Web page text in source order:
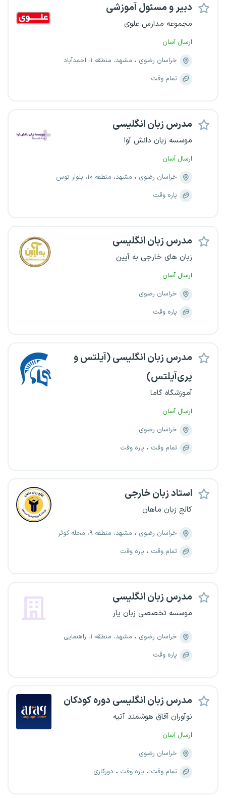
دبیر و مسئول آموزشی
مجموعه مدارس علوی
ارسال آسان
خراسان رضوی
مشهد، منطقه ۱، احمدآباد
تمام وقت
مدرس زبان انگلیسی
موسسه زبان دانش آوا
ارسال آسان
خراسان رضوی
مشهد، منطقه ۱۰، بلوار توس
پاره وقت
مدرس زبان انگلیسی
زبان های خارجی به آیین
ارسال آسان
خراسان رضوی
پاره وقت
مدرس زبان انگلیسی (آیلتس و
پری‌آیلتس)
آموزشگاه گاما
ارسال آسان
خراسان رضوی
تمام وقت
پاره وقت
استاد زبان خارجی
کالج زبان ماهان
خراسان رضوی
مشهد، منطقه ۹، محله کوثر
تمام وقت
پاره وقت
مدرس زبان انگلیسی
موسسه تخصصی زبان یار
خراسان رضوی
مشهد، منطقه ۱، راهنمایی
پاره وقت
مدرس زبان انگلیسی دوره کودکان
نوآوران آفاق هوشمند آتیه
ارسال آسان
خراسان رضوی
تمام وقت
پاره وقت دورکاری